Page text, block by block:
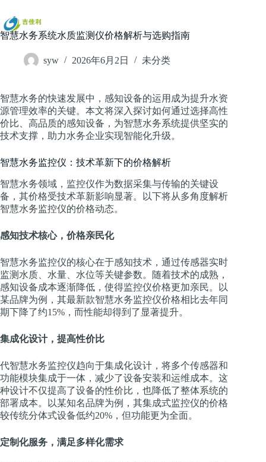
过
内
容
智慧水务系统水质监测仪价格解析与选购指南
syw 2026年6月2日 未分类
智慧水务的快速发展中，感知设备的运用成为提升水资
源管理效率的关键。本文将深入探讨如何通过选择高性
价比、高品质的感知设备，为智慧水务系统提供坚实的
技术支撑，助力水务企业实现智能化升级。
智慧水务监控仪：技术革新下的价格解析
智慧水务领域，监控仪作为数据采集与传输的关键设
备，其价格受技术革新影响显著。以下将从多角度解析
智慧水务监控仪的价格动态。
感知技术核心，价格亲民化
智慧水务监控仪的核心在于感知技术，通过传感器实时
监测水质、水量、水位等关键参数。随着技术的成熟，
感知设备成本逐渐降低，使得监控仪价格更加亲民。以
某品牌为例，其最新款智慧水务监控仪价格相比去年同
期下降了约15%，而性能却得到了显著提升。
集成化设计，提高性价比
代智慧水务监控仪趋向于集成化设计，将多个传感器和
功能模块集成于一体，减少了设备安装和运维成本。这
种设计不仅提高了设备的性价比，也降低了整体系统的
部署成本。以某知名品牌为例，其集成式监控仪的价格
较传统分体式设备低约20%，但功能更为全面。
定制化服务，满足多样化需求